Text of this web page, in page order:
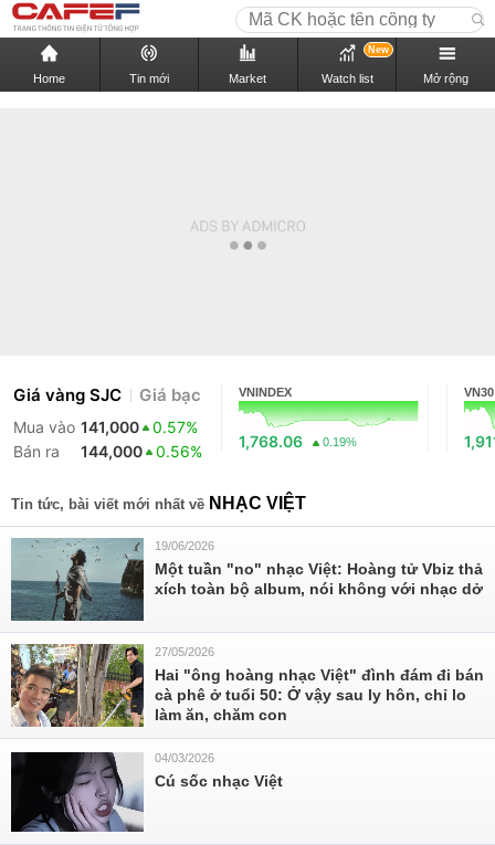
Home Tin mới Market Watch list
New
Mở rộng
Giá vàng SJC Giá bạc
Mua vào 141,000
0.57%
Bán ra
144,000 0.56%
VNINDEX
1,768.06 0.19%
VN30
Tin tức, bài viết mới nhất về NHẠC VIỆT
19/06/2026
Một tuần "no" nhạc Việt: Hoàng tử Vbiz thả
xích toàn bộ album, nói không với nhạc dở
27/05/2026
Hai "ông hoàng nhạc Việt" đình đám đi bán
cà phê ở tuổi 50: Ở vậy sau ly hôn, chỉ lo
làm ăn, chăm con
04/03/2026
Cú sốc nhạc Việt